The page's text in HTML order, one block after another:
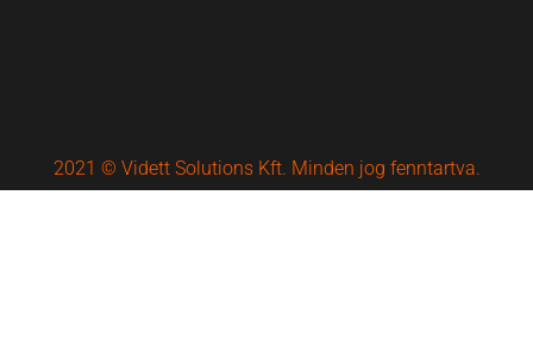
2021 © Vidett Solutions Kft. Minden jog fenntartva.